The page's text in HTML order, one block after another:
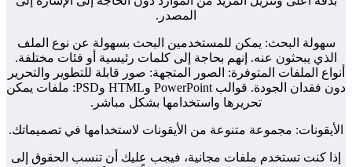
المصدر.
البحث: يمكن للمستخدمين البحث بسهولة عن نوع الملف
يبحثون عنه. إنهم بحاجة إلى كلمات رئيسية أو فئات مختلفة.
الملفات المتوفرة: الصور المتجهة: صور قابلة للتطوير والتحرير
دون فقدان الجودة. قوالب PowerPoint وHTML وPSD: ملفات يمكن
تحريرها واستخدامها بشكل مباشر.
مجموعة متنوعة من الأيقونات لاستخدامها في تصميماتك.
كنت تستخدم ملفات مجانية، فيجب عليك أن تنسب الحقوق إلى